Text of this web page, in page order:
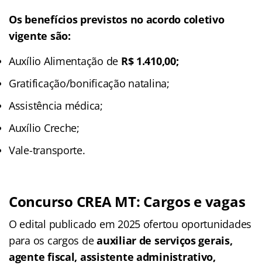
Os benefícios previstos no acordo coletivo
vigente são:
Auxílio Alimentação de R$ 1.410,00;
Gratificação/bonificação natalina;
Assistência médica;
Auxílio Creche;
Vale-transporte.
Concurso CREA MT: Cargos e vagas
O edital publicado em 2025 ofertou oportunidades
para os cargos deauxiliar de serviços gerais,
agente fiscal, assistente administrativo,